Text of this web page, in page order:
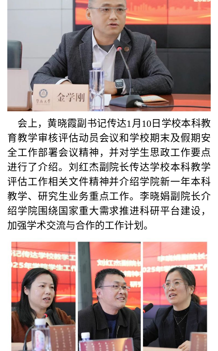
会上，黄晓霞副书记传达1月10日学校本科教
育教学审核评估动员会议和学校期末及假期安
全工作部署会议精神，并对学生思政工作要点
进行了介绍。刘红杰副院长传达学校本科教学
评估工作相关文件精神并介绍学院新一年本科
教学、研究生业务重点工作。李晓娟副院长介
绍学院围绕国家重大需求推进科研平台建设，
加强学术交流与合作的工作计划。